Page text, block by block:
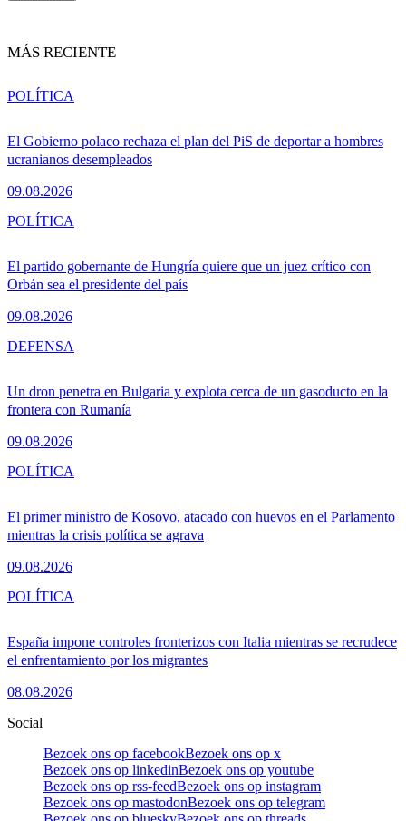
MÁS RECIENTE
El Gobierno polaco rechaza el plan del PiS de deportar a hombres
ucranianos desempleados
09.08.2026
POLÍTICA
El partido gobernante de Hungría quiere que un juez crítico con
Orbán sea el presidente del país
09.08.2026
POLÍTICA
Un dron penetra en Bulgaria y explota cerca de un gasoducto en la
frontera con Rumanía
09.08.2026
DEFENSA
El primer ministro de Kosovo, atacado con huevos en el Parlamento
mientras la crisis política se agrava
09.08.2026
POLÍTICA
España impone controles fronterizos con Italia mientras se recrudece
el enfrentamiento por los migrantes
08.08.2026
POLÍTICA
Social
Bezoek ons op facebookBezoek ons op x
Bezoek ons op linkedinBezoek ons op youtube
Bezoek ons op rss-feedBezoek ons op instagram
Bezoek ons op mastodonBezoek ons op telegram